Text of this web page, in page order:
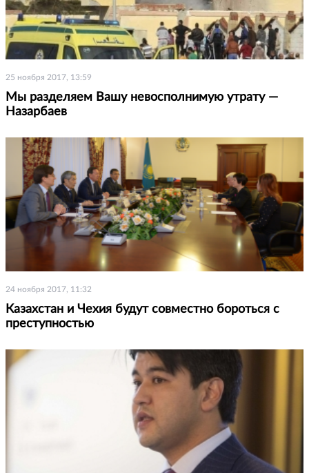
25 ноября 2017, 13:59
Мы разделяем Вашу невосполнимую утрату —
Назарбаев
24 ноября 2017, 11:32
Казахстан и Чехия будут совместно бороться с
преступностью